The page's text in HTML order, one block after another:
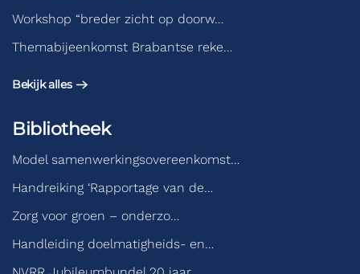
Workshop “breder zicht op doorw…
Themabijeenkomst Brabantse reke…
Bekijk alles
Bibliotheek
Model samenwerkingsovereenkomst…
Handreiking ‘Rapportage van de…
Zorg voor groen – onderzo…
Handleiding doelmatigheids- en…